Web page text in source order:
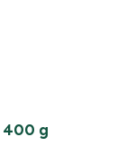
400 g